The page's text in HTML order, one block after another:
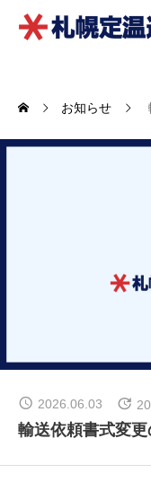
お知らせ
採用情報
ブログ
お知らせ
2026.06.03
輸送依頼書式変